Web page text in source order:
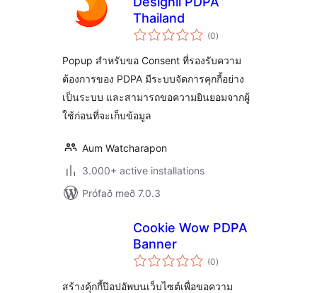
Thailand
(0samtals
einkunnagjafir
)
Popup สำหรับขอ Consent ที่รองรับความ
ต้องการของ PDPA มีระบบจัดการคุกกี้อย่าง
เป็นระบบ และสามารถขอความยินยอมจากผู้
ใช้ก่อนที่จะเก็บข้อมูล
Aum Watcharapon
3.000+ active installations
Prófað með 7.0.3
Cookie Wow PDPA
Banner
(0samtals
einkunnagjafir
)
สร้างคุ้กกี้ป๊อปอัพบนเว็บไซต์เพื่อขอความ